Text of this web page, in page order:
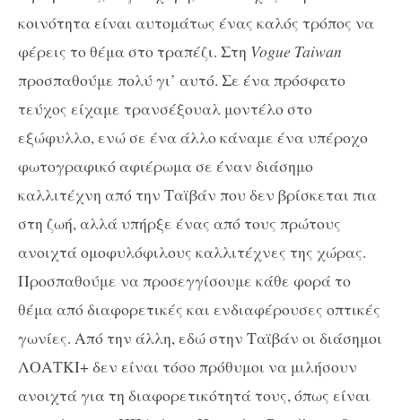
κοινότητα είναι αυτομάτως ένας καλός τρόπος να
φέρεις το θέμα στο τραπέζι. Στη Vogue Taiwan
προσπαθούμε πολύ γι’ αυτό. Σε ένα πρόσφατο
τεύχος είχαμε τρανσέξουαλ μοντέλο στο
εξώφυλλο, ενώ σε ένα άλλο κάναμε ένα υπέροχο
φωτογραφικό αφιέρωμα σε έναν διάσημο
καλλιτέχνη από την Ταϊβάν που δεν βρίσκεται πια
στη ζωή, αλλά υπήρξε ένας από τους πρώτους
ανοιχτά ομοφυλόφιλους καλλιτέχνες της χώρας.
Προσπαθούμε να προσεγγίσουμε κάθε φορά το
θέμα από διαφορετικές και ενδιαφέρουσες οπτικές
γωνίες. Από την άλλη, εδώ στην Ταϊβάν οι διάσημοι
ΛΟΑΤΚΙ+ δεν είναι τόσο πρόθυμοι να μιλήσουν
ανοιχτά για τη διαφορετικότητά τους, όπως είναι